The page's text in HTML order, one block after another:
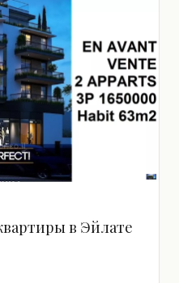
в Эйлате